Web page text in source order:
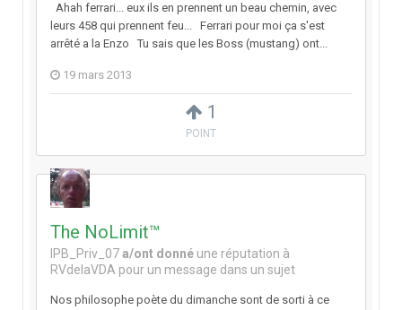
1
POINT
Ahah ferrari... eux ils en prennent un beau chemin, avec
leurs 458 qui prennent feu... Ferrari pour moi ça s'est
arrêté a la Enzo Tu sais que les Boss (mustang) ont...
19 mars 2013
The NoLimit™
IPB_Priv_07a/ont donné une réputation à
RVdelaVDA pour un message dans un sujet
Nos philosophe poète du dimanche sont de sorti à ce